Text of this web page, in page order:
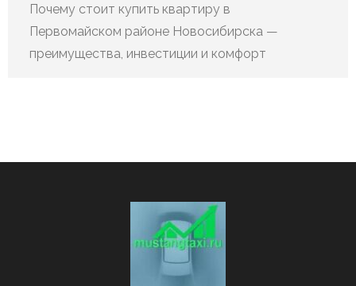
Почему стоит купить квартиру в
Первомайском районе Новосибирска —
преимущества, инвестиции и комфорт